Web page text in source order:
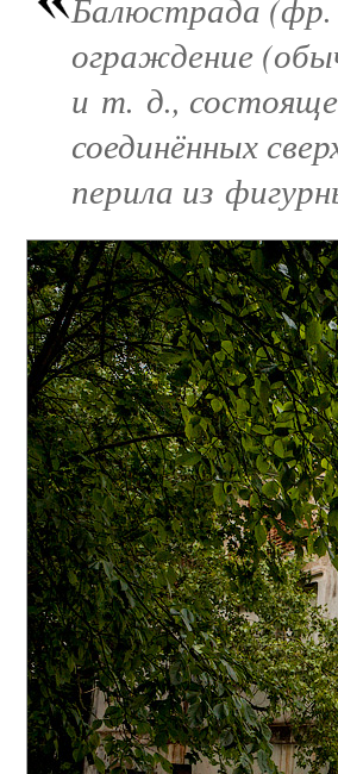
ограждение
и т. д.,
соединённых
перила из